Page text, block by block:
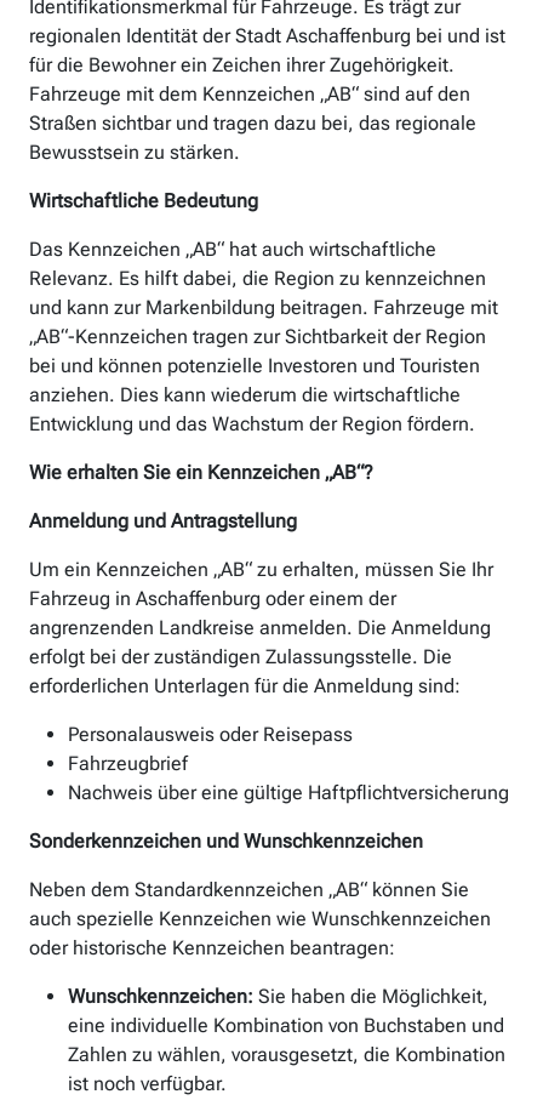
Identifikationsmerkmal für Fahrzeuge. Es trägt zur
regionalen Identität der Stadt Aschaffenburg bei und ist
für die Bewohner ein Zeichen ihrer Zugehörigkeit.
Fahrzeuge mit dem Kennzeichen „AB“ sind auf den
Straßen sichtbar und tragen dazu bei, das regionale
Bewusstsein zu stärken.
Wirtschaftliche Bedeutung
Das Kennzeichen „AB“ hat auch wirtschaftliche
Relevanz. Es hilft dabei, die Region zu kennzeichnen
und kann zur Markenbildung beitragen. Fahrzeuge mit
„AB“-Kennzeichen tragen zur Sichtbarkeit der Region
bei und können potenzielle Investoren und Touristen
anziehen. Dies kann wiederum die wirtschaftliche
Entwicklung und das Wachstum der Region fördern.
Wie erhalten Sie ein Kennzeichen „AB“?
Anmeldung und Antragstellung
Um ein Kennzeichen „AB“ zu erhalten, müssen Sie Ihr
Fahrzeug in Aschaffenburg oder einem der
angrenzenden Landkreise anmelden. Die Anmeldung
erfolgt bei der zuständigen Zulassungsstelle. Die
erforderlichen Unterlagen für die Anmeldung sind:
Personalausweis oder Reisepass
Fahrzeugbrief
Nachweis über eine gültige Haftpflichtversicherung
Sonderkennzeichen und Wunschkennzeichen
Neben dem Standardkennzeichen „AB“ können Sie
auch spezielle Kennzeichen wie Wunschkennzeichen
oder historische Kennzeichen beantragen:
Wunschkennzeichen: Sie haben die Möglichkeit,
eine individuelle Kombination von Buchstaben und
Zahlen zu wählen, vorausgesetzt, die Kombination
ist noch verfügbar.